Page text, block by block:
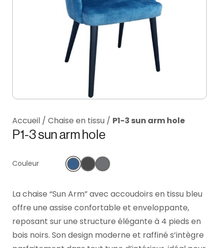
Accueil / Chaise en tissu / P1-3 sun arm hole
P1-3 sun arm hole
Couleur
La chaise “Sun Arm” avec accoudoirs en tissu bleu
offre une assise confortable et enveloppante,
reposant sur une structure élégante à 4 pieds en
bois noirs. Son design moderne et raffiné s’intègre